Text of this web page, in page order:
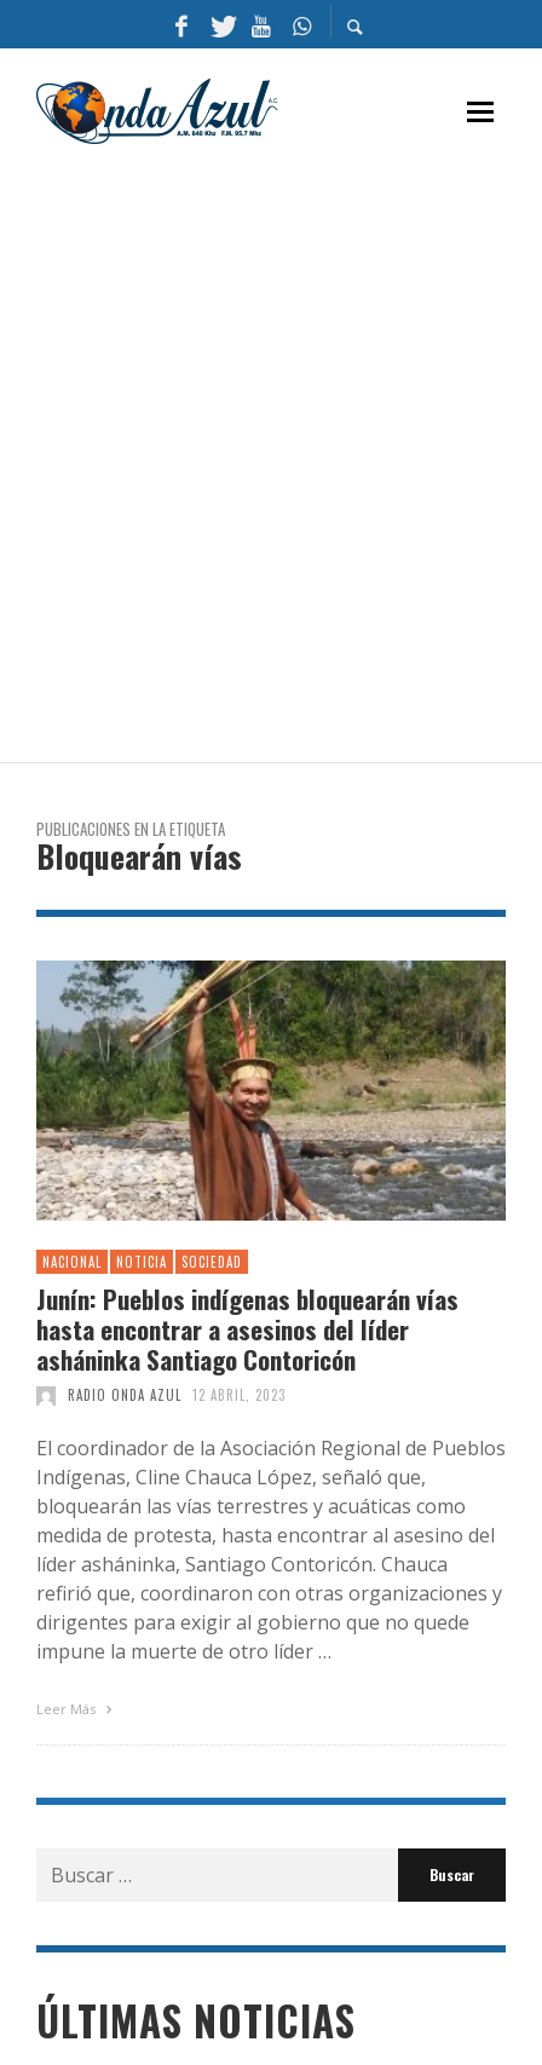
PUBLICACIONES EN LA ETIQUETA
Bloquearán vías
NACIONAL NOTICIA SOCIEDAD
Junín: Pueblos indígenas bloquearán vías
hasta encontrar a asesinos del líder
asháninka Santiago Contoricón
RADIO ONDA AZUL 12 ABRIL, 2023
El coordinador de la Asociación Regional de Pueblos
Indígenas, Cline Chauca López, señaló que,
bloquearán las vías terrestres y acuáticas como
medida de protesta, hasta encontrar al asesino del
líder asháninka, Santiago Contoricón. Chauca
refirió que, coordinaron con otras organizaciones y
dirigentes para exigir al gobierno que no quede
impune la muerte de otro líder …
Leer Más
Buscar
por:
ÚLTIMAS NOTICIAS